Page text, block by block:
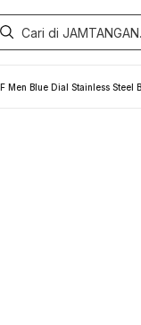
Men Blue Dial Stainless Steel